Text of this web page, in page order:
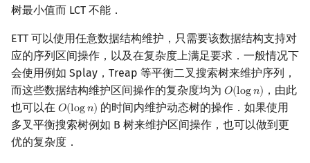
F.A.Q.
镜像站列表
致谢
出题
Dev-C++
CLion
Geany
WSL (Windows 10)
Special Judge
Testlib
Polygon
OJ 工具
文件操作
Lambda 表达式
pb_ds
编译优化
Python 速成
Java 速成
Java 进阶
排序
归并排序
堆排序
桶排序
前缀和 & 差分
二分
倍增
构造
迭代加深搜索
IDA*
回溯法
Dancing Links
Alpha–Beta 剪枝
树形 DP
状压 DP
数位 DP
插头 DP
计数 DP
前缀函数与 KMP 算法
Boyer–Moore 算法
Z 函数（扩展 KMP）
AC 自动机
后缀数组 (SA)
快速幂
置换和排列
弧度制与坐标系
复数
数论
裴蜀定理 & 一次不定方程
费马小定理 & 欧拉定理
模逆元
多项式多点求值|快速插值
多项式初等函数
常系数齐次线性递推
贝尔数
伯努利数
Entringer Number
线性基
线性映射
特征多项式
Size Balanced Tree
AVL 树
红黑树
左偏红黑树
AA 树
SplitUp2(u)
SplitUp3(u)
MakeRoot(u)
Insert(u, v)
Delete(u, v)
虚树
树分治
动态树分治
有向无环图
拓扑排序
最短路问题
生成树问题
斯坦纳树
凸包
扫描线
旋转卡壳
半平面交
平面最近点对
悬线法
有限状态自动机
计算理论基础
字节顺序
约瑟夫问题
树最小值而 LCT 不能．
ETT 可以使用任意数据结构维护，只需要该数据结构支持对
应的序列区间操作，以及在复杂度上满足要求．一般情况下
会使用例如 Splay，Treap 等平衡二叉搜索树来维护序列，
而这些数据结构维护区间操作的复杂度均为 𝑂(log𝑛)
O(logn)
，由此
也可以在 𝑂(log𝑛)
O(logn) 的时间内维护动态树的操作．如果使用
多叉平衡搜索树例如 B 树来维护区间操作，也可以做到更
优的复杂度．